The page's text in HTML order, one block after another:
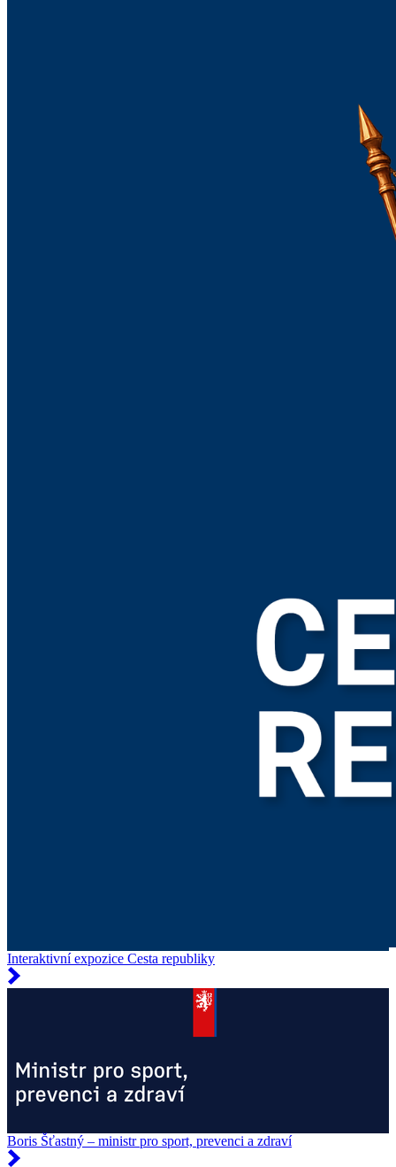
Interaktivní expozice Cesta republiky
Boris Šťastný – ministr pro sport, prevenci a zdraví